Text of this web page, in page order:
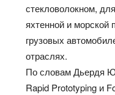
стекловолокном,
яхтенной и морской
грузовых
отраслях.
По словам Дьердя
Rapid Prototyping и